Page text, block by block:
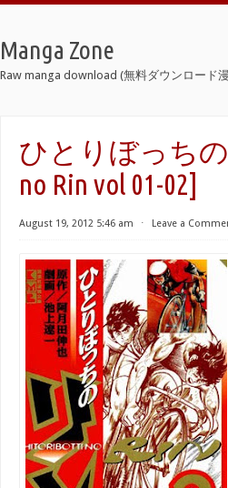
Manga Zone
Raw manga download (無料ダウンロード
ひとりぼっちの
no Rin vol 01-02]
August 19, 2012 5:46 am ⋅ Leave a